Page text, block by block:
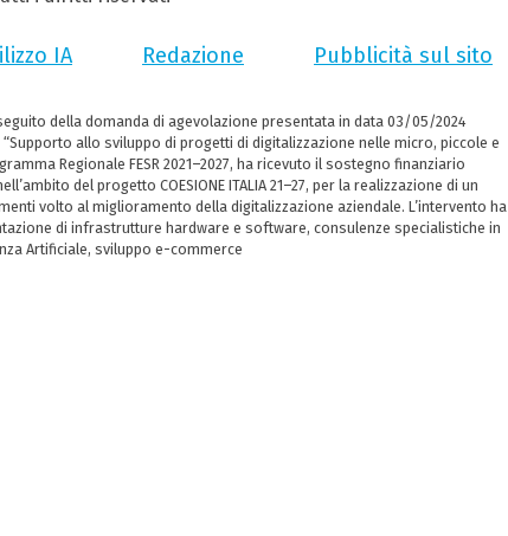
IA Redazione Pubblicità sul sito
a seguito della domanda di agevolazione presentata in data 03/05/2024
“Supporto allo sviluppo di progetti di digitalizzazione nelle micro, piccole e
Regionale FESR 2021–2027, ha ricevuto il sostegno finanziario
del progetto COESIONE ITALIA 21–27, per la realizzazione di un
volto al miglioramento della digitalizzazione aziendale. L’intervento ha
di infrastrutture hardware e software, consulenze specialistiche in
Artificiale, sviluppo e-commerce